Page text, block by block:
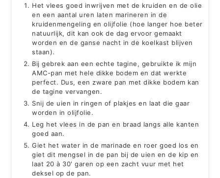
Het vlees goed inwrijven met de kruiden en de olie
en een aantal uren laten marineren in de
kruidenmengeling en olijfolie (hoe langer hoe beter
natuurlijk, dit kan ook de dag ervoor gemaakt
worden en de ganse nacht in de koelkast blijven
staan).
Bij gebrek aan een echte tagine, gebruikte ik mijn
AMC-pan met hele dikke bodem en dat werkte
perfect. Dus, een zware pan met dikke bodem kan
de tagine vervangen.
Snij de uien in ringen of plakjes en laat die gaar
worden in olijfolie.
Leg het vlees in de pan en braad langs alle kanten
goed aan.
Giet het water in de marinade en roer goed los en
giet dit mengsel in de pan bij de uien en de kip en
laat 20 à 30' garen op een zacht vuur met het
deksel op de pan.